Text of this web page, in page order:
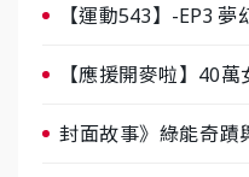
【運動543】-EP3
【應援開麥啦】40
封面故事》綠能奇蹟